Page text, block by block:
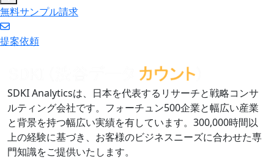
無料サンプル請求
提案依頼
SDKI Analyticsは、日本を代表するリサーチと戦略コンサ
ルティング会社です。フォーチュン500企業と幅広い産業
と背景を持つ幅広い実績を有しています。300,000時間以
上の経験に基づき、お客様のビジネスニーズに合わせた専
門知識をご提供いたします。